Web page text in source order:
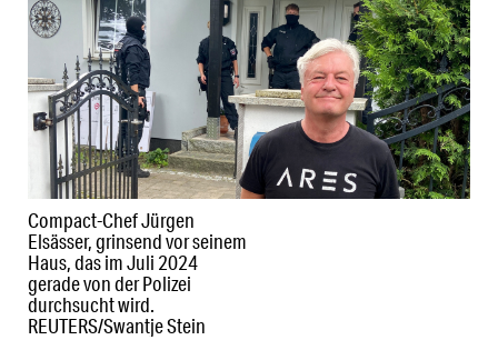
Compact-Chef Jürgen
Elsässer, grinsend vor seinem
Haus, das im Juli 2024
gerade von der Polizei
durchsucht wird.
REUTERS/Swantje Stein